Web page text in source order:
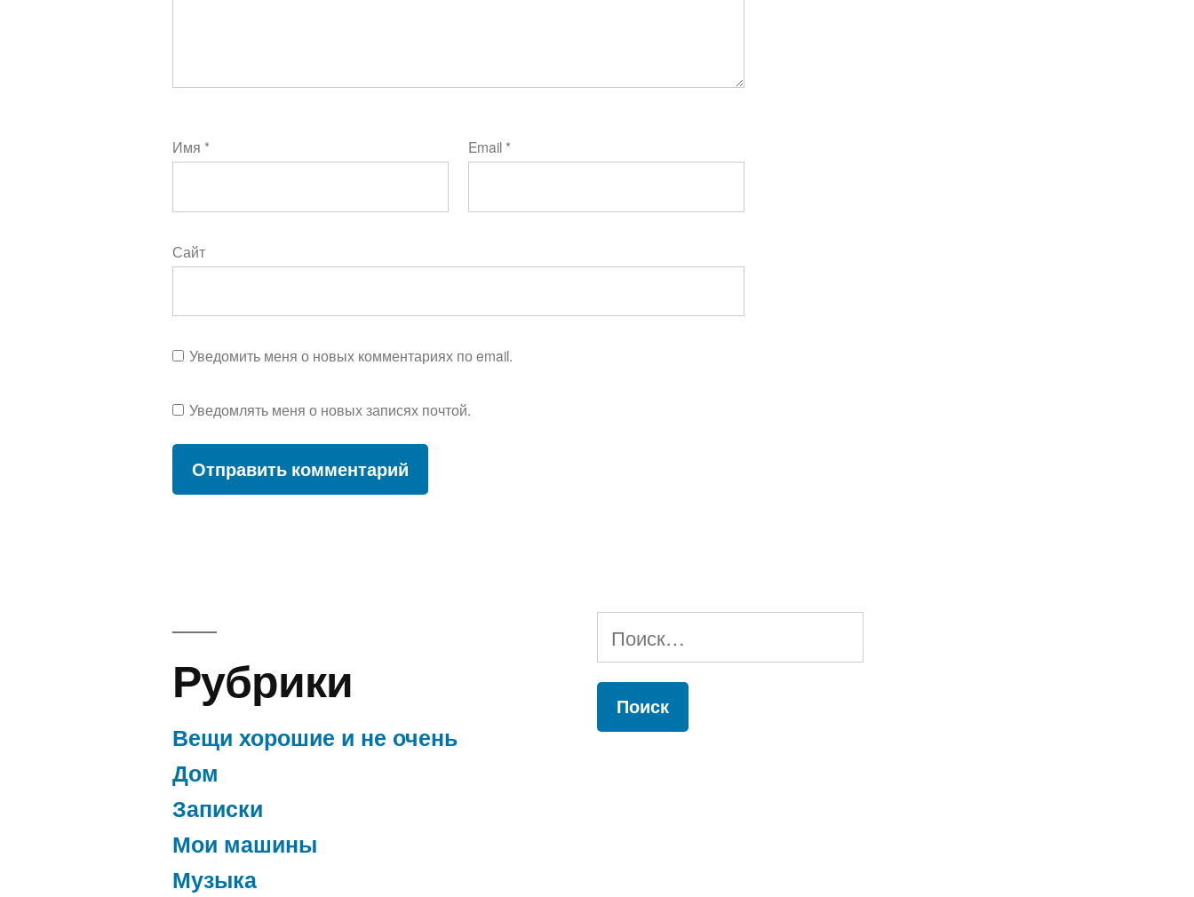
Имя * Email *
Сайт
Уведомить меня о новых комментариях по email.
Уведомлять меня о новых записях почтой.
Рубрики
Вещи хорошие и не очень
Дом
Записки
Мои машины
Музыка
Найти: